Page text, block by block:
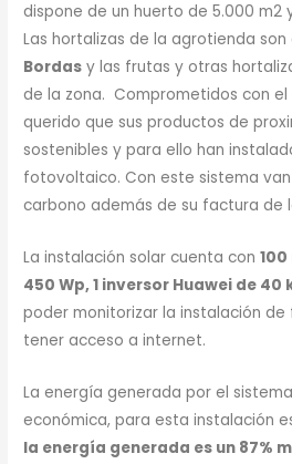
dispone de un huerto de 5.000 m2
Las hortalizas de la agrotienda
Bordas y las frutas y otras
de la zona. Comprometidos con
querido que sus productos de
sostenibles y para ello han
fotovoltaico. Con este sistema
carbono además de su factura de
La instalación solar cuenta con
450 Wp, 1 inversor Huawei de 40
poder monitorizar la instalación
tener acceso a internet.
La energía generada por el
económica, para esta instalación
la energía generada es un 87%